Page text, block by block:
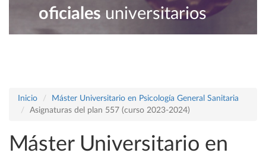
oficiales universitarios
Inicio
Máster Universitario en Psicología General Sanitaria
Asignaturas del plan 557 (curso 2023-2024)
Máster Universitario en